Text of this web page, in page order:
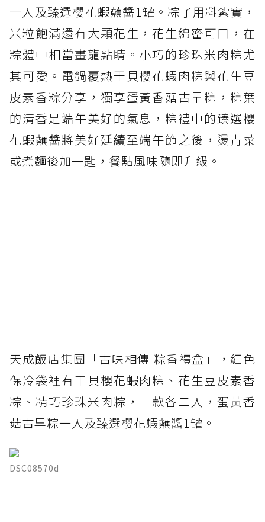
一入及臻選櫻花蝦蘸醬1罐。粽子用料紮實，
米粒飽滿還有大顆花生，花生綿密可口，在
粽體中相當畫龍點睛。小巧的珍珠米肉粽尤
其可愛。電鍋覆熱干貝櫻花蝦肉粽與花生豆
皮素香粽分享，獨享蛋黃香菇古早粽，粽葉
的清香是端午美好的氣息，粽禮中的臻選櫻
花蝦蘸醬將美好延續至端午節之後，燙青菜
或煮麵後加一匙，餐點風味隨即升級。
天成飯店集團「古味相傳 粽香禮盒」，紅色
保冷袋裡有干貝櫻花蝦肉粽、花生豆皮素香
粽、精巧珍珠米肉粽，三款各二入，蛋黃香
菇古早粽一入及臻選櫻花蝦蘸醬1罐。
DSC08570d